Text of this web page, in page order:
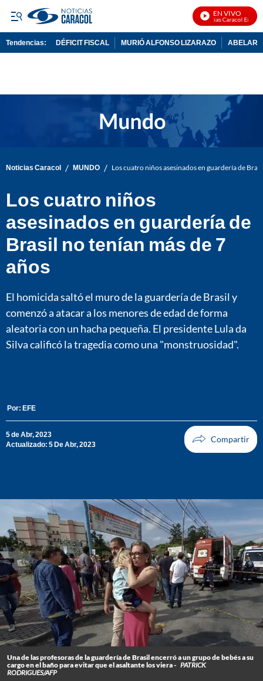
EN VIVO
Noticias Caracol En Vivo
Tendencias: DÉFICIT FISCAL MURIÓ ALFONSO LIZARAZO
Noticias Caracol / MUNDO / Los cuatro niños asesinados en guardería de
Los cuatro niños
asesinados en guardería de
Brasil no tenían más de 7
años
El homicida saltó el muro de la guardería de Brasil y
comenzó a atacar a los menores de edad de forma
aleatoria con un hacha pequeña. El presidente Lula da
Silva calificó la tragedia como una "monstruosidad".
Por: EFE
5 de Abr, 2023
Actualizado: 5 De Abr, 2023
Una de las profesoras de la guardería de Brasil encerró a un grupo de bebés a su
cargo en el baño para evitar que el asaltante los viera - PATRICK
RODRIGUES/AFP